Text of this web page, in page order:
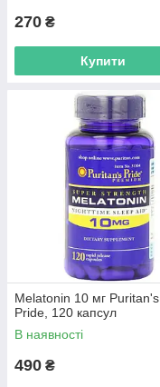
270 ₴
Купити
Melatonin 10 мг Puritan's
Pride, 120 капсул
В наявності
490 ₴